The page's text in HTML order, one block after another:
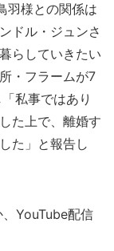
羽様との関係は
ドル・ジュンさ
らしていきたい
・フラームが7
私事ではあり
た上で、離婚す
た」と報告し
YouTube配信